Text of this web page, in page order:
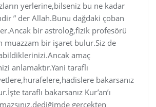
yerlerine,bilseniz bu ne kadar
” der Allah.Bunu dağdaki çoban
bir astroloğ,fizik profesörü
muazzam bir işaret bulur.Siz de
amaç
anlamaktır.Yani taraflı
bakarsanız
taraflı bakarsanız Kur’an’ı
gerçekten